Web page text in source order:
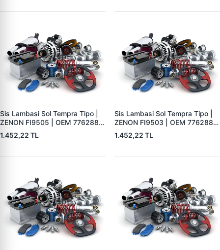
Sis Lambasi Sol Tempra Tipo |
ZENON FI9505 | OEM 7762887
7762888 7762889 7762890
1.452,22 TL
Sis Lambasi Sol Tempra Tipo |
ZENON FI9503 | OEM 7762889
7762888 7762887 7762890
1.452,22 TL